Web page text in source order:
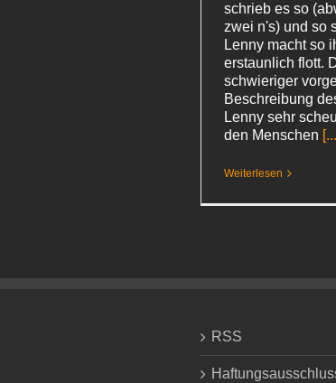
schrieb es so
zwei n's) und so
Lenny macht so
erstaunlich flott.
schwieriger
Beschreibung
Lenny sehr
den Menschen
Weiterlesen
RSS